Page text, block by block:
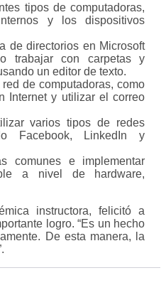
tipos de computadoras,
y los dispositivos
de directorios en Microsoft
trabajar con carpetas y
un editor de texto.
de computadoras, como
Internet y utilizar el correo
varios tipos de redes
Facebook, LinkedIn y
comunes e implementar
a nivel de hardware,
instructora, felicitó a
logro. “Es un hecho
De esta manera, la